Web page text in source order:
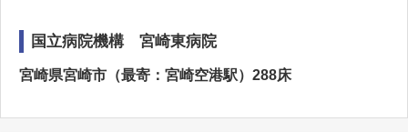
国立病院機構 宮崎東病院
宮崎県宮崎市（最寄：宮崎空港駅）288床